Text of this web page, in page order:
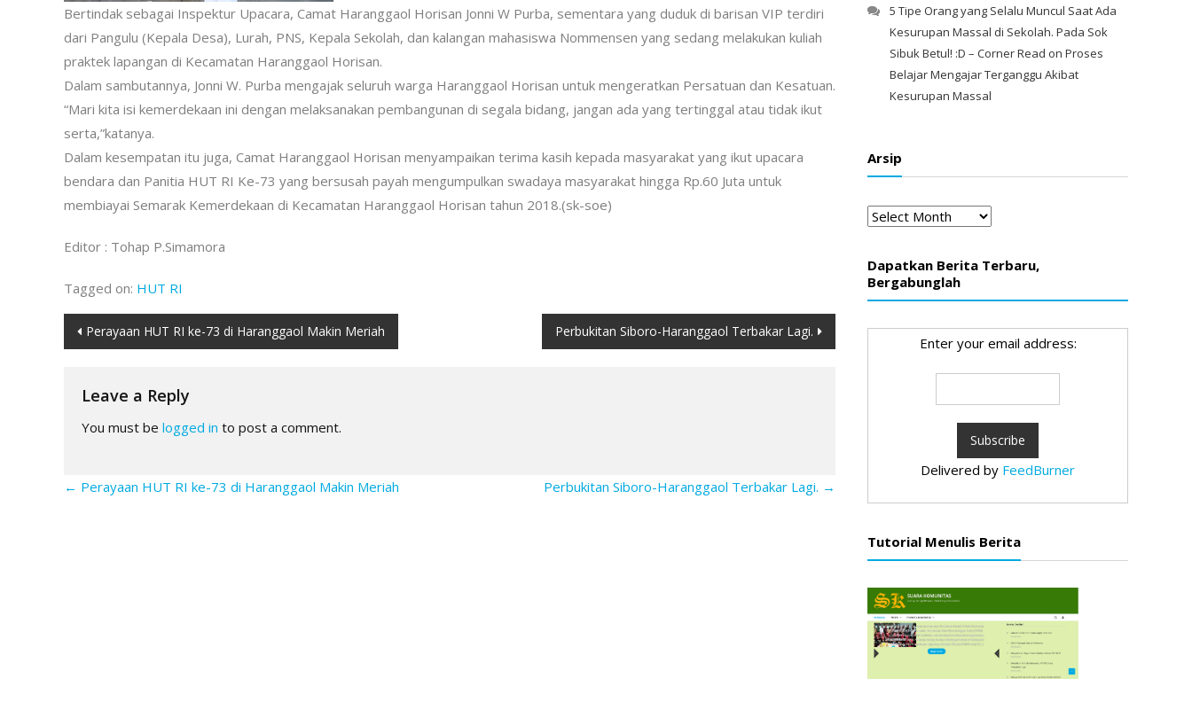
Bertindak sebagai Inspektur Upacara, Camat Haranggaol Horisan Jonni W Purba, sementara yang duduk di barisan VIP terdiri
dari Pangulu (Kepala Desa), Lurah, PNS, Kepala Sekolah, dan kalangan mahasiswa Nommensen yang sedang melakukan kuliah
praktek lapangan di Kecamatan Haranggaol Horisan.
Dalam sambutannya, Jonni W. Purba mengajak seluruh warga Haranggaol Horisan untuk mengeratkan Persatuan dan Kesatuan.
“Mari kita isi kemerdekaan ini dengan melaksanakan pembangunan di segala bidang, jangan ada yang tertinggal atau tidak ikut
serta,”katanya.
Dalam kesempatan itu juga, Camat Haranggaol Horisan menyampaikan terima kasih kepada masyarakat yang ikut upacara
bendara dan Panitia HUT RI Ke-73 yang bersusah payah mengumpulkan swadaya masyarakat hingga Rp.60 Juta untuk
membiayai Semarak Kemerdekaan di Kecamatan Haranggaol Horisan tahun 2018.(sk-soe)
Editor : Tohap P.Simamora
Tagged on: HUT RI
Post
Perayaan HUT RI ke-73 di Haranggaol Makin Meriah Perbukitan Siboro-Haranggaol Terbakar Lagi.
Leave a Reply
You must be logged in to post a comment.
← Perayaan HUT RI ke-73 di Haranggaol Makin Meriah Perbukitan Siboro-Haranggaol Terbakar Lagi. →
5 Tipe Orang yang Selalu Muncul Saat Ada
Kesurupan Massal di Sekolah. Pada Sok
Sibuk Betul! :D – Corner Read on Proses
Belajar Mengajar Terganggu Akibat
Kesurupan Massal
Arsip
Arsip
Dapatkan Berita Terbaru,
Bergabunglah
Enter your email address:
Delivered by FeedBurner
Tutorial Menulis Berita